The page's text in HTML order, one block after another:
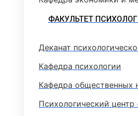
ФАКУЛЬТЕТ
Деканат
Кафедра психологии
Кафедра общественных
Психологический центр